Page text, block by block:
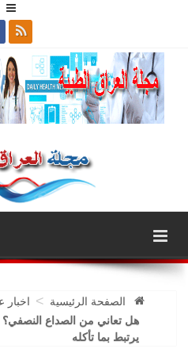
الصفحة الرئيسية > اخبار
هل تعاني من الصداع
يرتبط بما تأكله